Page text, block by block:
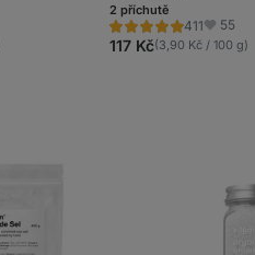
2 příchutě
411
Hodnocení
5.0/5,
411
Oblíbené
55
117 Kč(3,90 Kč / 100 g)